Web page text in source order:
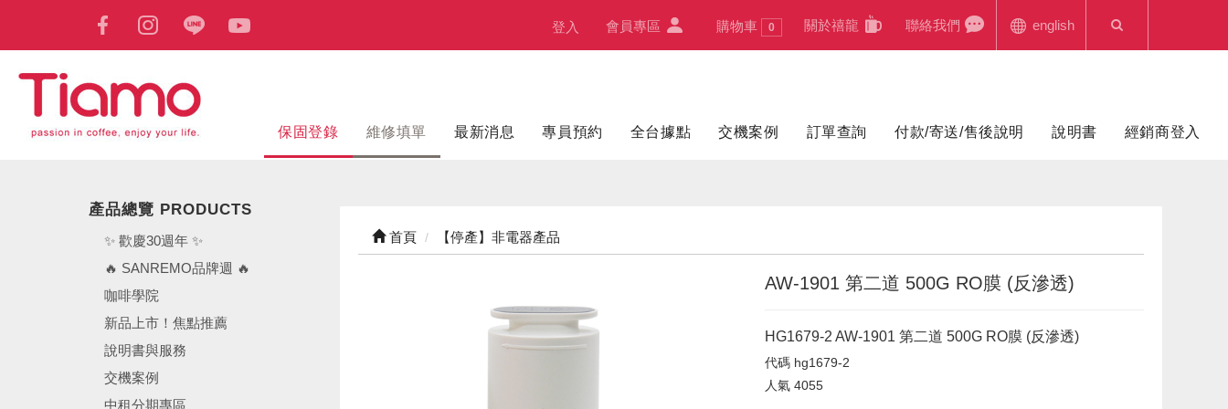
登入 會員專區 購物車 0 關於禧龍 聯絡我們 english
保固登錄 維修填單 最新消息 專員預約 全台據點 交機案例 訂單查詢 付款/寄送/售後說明 說明書 經銷商登入
產品總覽 PRODUCTS
✨ 歡慶30週年 ✨
🔥 SANREMO品牌週 🔥
咖啡學院
新品上市！焦點推薦
說明書與服務
交機案例
中租分期專區
首頁 【停產】非電器產品
AW-1901 第二道 500G RO膜 (反滲透)
HG1679-2 AW-1901 第二道 500G RO膜 (反滲透)
代碼 hg1679-2
人氣 4055